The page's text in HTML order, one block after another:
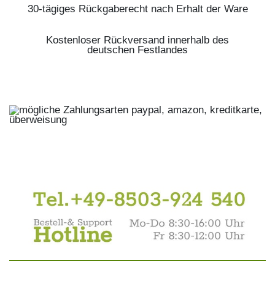
30-tägiges Rückgaberecht nach Erhalt der Ware
Kostenloser Rückversand innerhalb des
deutschen Festlandes